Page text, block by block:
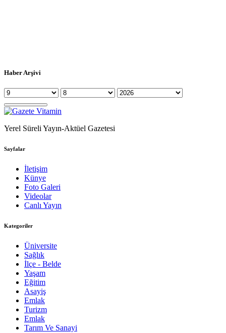
Haber Arşivi
Yerel Süreli Yayın-Aktüel Gazetesi
Sayfalar
İletişim
Künye
Foto Galeri
Videolar
Canlı Yayın
Kategoriler
Üniversite
Sağlık
İlçe - Belde
Yaşam
Eğitim
Asayiş
Emlak
Turizm
Emlak
Tarım Ve Sanayi